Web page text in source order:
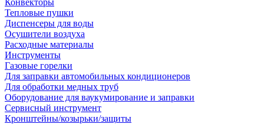
Конвекторы
Тепловые пушки
Диспенсеры для воды
Осушители воздуха
Расходные материалы
Инструменты
Газовые горелки
Для заправки автомобильных кондиционеров
Для обработки медных труб
Оборудование для ваукумирование и заправки
Сервисный инструмент
Кронштейны/козырьки/защиты